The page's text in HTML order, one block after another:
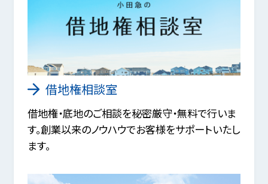
借地権相談室
借地権・底地のご相談を秘密厳守・無料で行いま
す。創業以来のノウハウでお客様をサポートいたし
ます。